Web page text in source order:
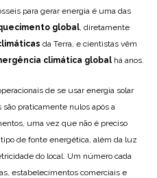
para gerar energia é uma das
global , diretamente
da Terra, e cientistas vêm
climática global há anos.
de se usar energia solar
praticamente nulos após a
uma vez que não é preciso
de fonte energética, além da luz
do local. Um número cada
estabelecimentos comerciais e